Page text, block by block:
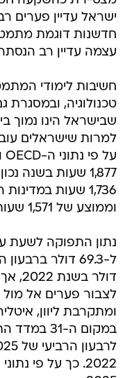
ישראל עדיין פערים
חדשנות דוגמת
עצמה עדיין רב
חשיבות לימודי
שבישראל הינו נמוך
למרות שישראלים
וממוצע של 1,571 שעות במדינות האיחוד האירופי.
נתון התפוקה לשעת
דולר
לצבור פערים אל
ומתקרבת ליוון,
במקום ה-